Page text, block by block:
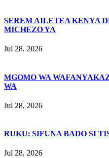
SEREM AILETEA KENYA
MICHEZO YA
Jul 28, 2026
MGOMO WA
WA
Jul 28, 2026
RUKU: SIFUNA BADO SI
Jul 28, 2026